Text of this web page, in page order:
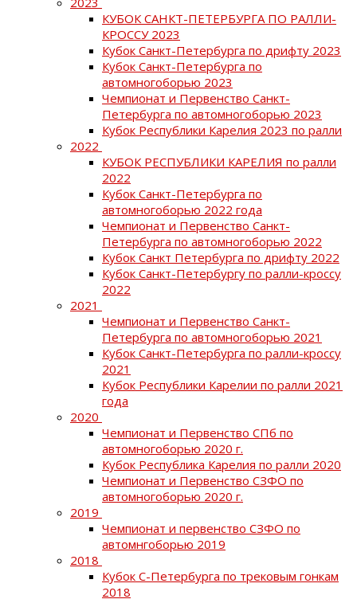
КУБОК САНКТ-ПЕТЕРБУРГА ПО РАЛЛИ-
КРОССУ 2023
Кубок Санкт-Петербурга по дрифту 2023
Кубок Санкт-Петербурга по
автомногоборью 2023
Чемпионат и Первенство Санкт-
Петербурга по автомногоборью 2023
Кубок Республики Карелия 2023 по ралли
2022
КУБОК РЕСПУБЛИКИ КАРЕЛИЯ по ралли
2022
Кубок Санкт-Петербурга по
автомногоборью 2022 года
Чемпионат и Первенство Санкт-
Петербурга по автомногоборью 2022
Кубок Санкт Петербурга по дрифту 2022
Кубок Санкт-Петербургу по ралли-кроссу
2022
2021
Чемпионат и Первенство Санкт-
Петербурга по автомногоборью 2021
Кубок Санкт-Петербурга по ралли-кроссу
2021
Кубок Республики Карелии по ралли 2021
года
2020
Чемпионат и Первенство СПб по
автомногоборью 2020 г.
Кубок Республика Карелия по ралли 2020
Чемпионат и Первенство СЗФО по
автомногоборью 2020 г.
2019
Чемпионат и первенство СЗФО по
автомнгоборью 2019
2018
Кубок С-Петербурга по трековым гонкам
2018